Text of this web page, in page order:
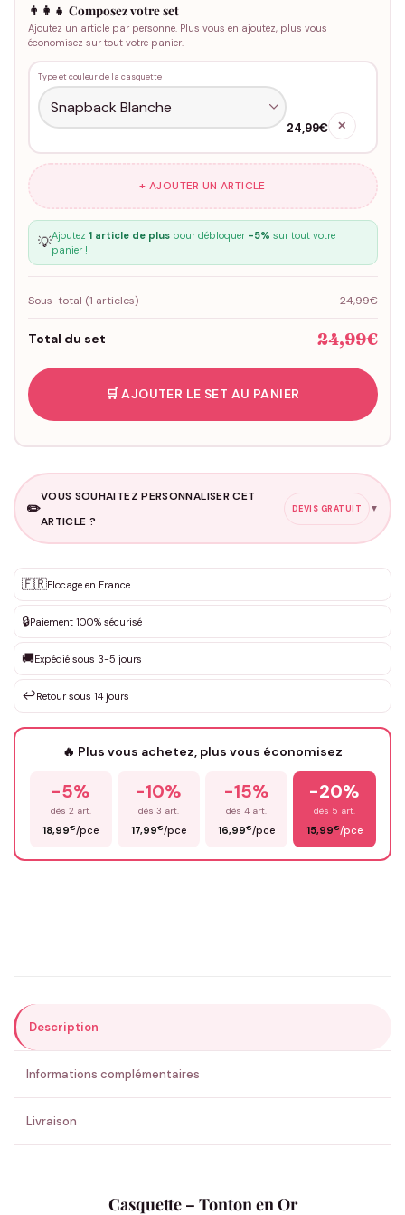
👨‍👩‍👧 Composez votre set
Ajoutez un article par personne. Plus vous en ajoutez, plus vous
économisez sur tout votre panier.
Type et couleur de la casquette
24,99€ ✕
+ AJOUTER UN ARTICLE
💡Ajoutez 1 article de pluspour débloquer -5% sur tout votre
panier !
Sous-total (1 articles) 24,99€
Total du set 24,99€
🛒 AJOUTER LE SET AU PANIER
✏️
VOUS SOUHAITEZ PERSONNALISER CET
ARTICLE ?
DEVIS GRATUIT ▼
✨ Personnalisation sur mesure
DEVIS GRATUIT · Personnalisation de 3 à 10€ selon la demande
Que souhaitez-vous ?*
Votre texte / idée*
Prénom*
ENVOYER MA DEMANDE ✨
💚 Retour sous 24-48h🇫🇷 Flocage en France✅ Validation avant fabrication
🇫🇷Flocage en France
🔒Paiement 100% sécurisé
🚚Expédié sous 3-5 jours
↩️Retour sous 14 jours
🔥 Plus vous achetez, plus vous économisez
-5%
dès 2 art.
18,99€/pce
-10%
dès 3 art.
17,99€/pce
-15%
dès 4 art.
16,99€/pce
-20%
dès 5 art.
15,99€/pce
Description
Informations complémentaires
Livraison
Casquette – Tonton en Or